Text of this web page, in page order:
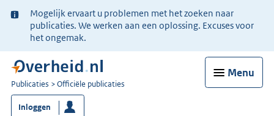
Ter
informatie:
Mogelijk ervaart u problemen met het zoeken naar
publicaties. We werken aan een oplossing. Excuses voor
het ongemak.
Menu
U
bent
nu
Publicaties Officiële publicaties
Inloggen